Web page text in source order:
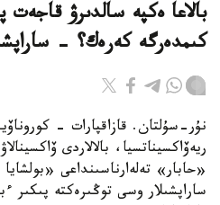
بالاعا ەكپە سالدىرۋ قاجەت
كىمدەرگە كەرەك؟ -
نۇر-سۇلتان. قازاقپارات -
ريەۆاكسيناتسيا، بالالاردى
«حابار» تەلەارناسىنداعى «بولشايا
ساراپشىلار وسى توڭىرەكتە پىكىر